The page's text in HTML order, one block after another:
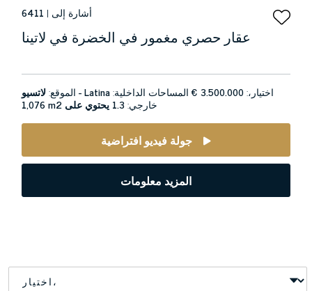
أشارة إلى | 6411
عقار حصري مغمور في الخضرة في لاتينا
الموقع: لاتسيو - Latina اختيار،:3.500.000 € المساحات الداخلية:
1,076 m2 خارجي:1.3 يحتوي على
جولة فيديو افتراضية
المزيد معلومات